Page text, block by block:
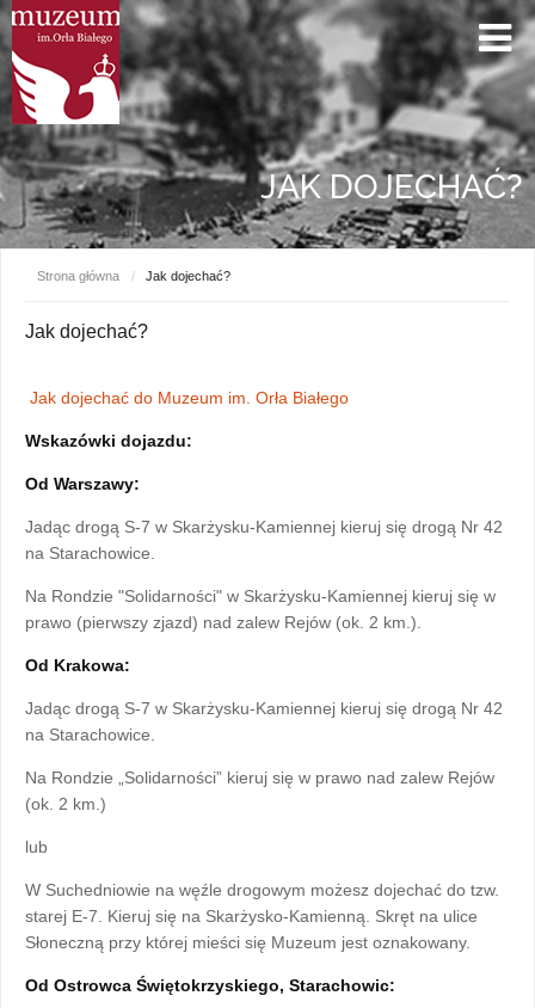
JAK DOJECHAĆ?
Strona główna / Jak dojechać?
Jak dojechać?
Jak dojechać do Muzeum im. Orła Białego
Wskazówki dojazdu:
Od Warszawy:
Jadąc drogą S-7 w Skarżysku-Kamiennej kieruj się drogą Nr 42
na Starachowice.
Na Rondzie "Solidarności" w Skarżysku-Kamiennej kieruj się w
prawo (pierwszy zjazd) nad zalew Rejów (ok. 2 km.).
Od Krakowa:
Jadąc drogą S-7 w Skarżysku-Kamiennej kieruj się drogą Nr 42
na Starachowice.
Na Rondzie „Solidarności” kieruj się w prawo nad zalew Rejów
(ok. 2 km.)
lub
W Suchedniowie na węźle drogowym możesz dojechać do tzw.
starej E-7. Kieruj się na Skarżysko-Kamienną. Skręt na ulice
Słoneczną przy której mieści się Muzeum jest oznakowany.
Od Ostrowca Świętokrzyskiego, Starachowic: